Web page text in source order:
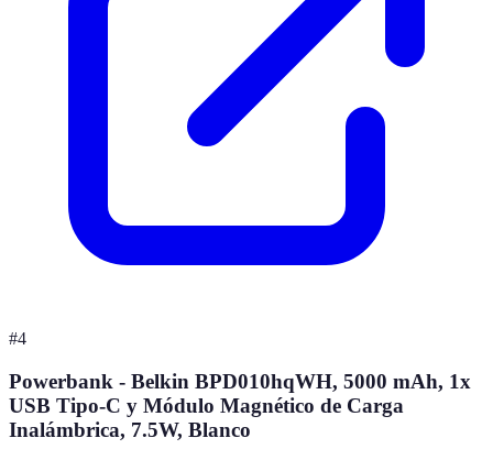
#4
Powerbank - Belkin BPD010hqWH, 5000 mAh, 1x
USB Tipo-C y Módulo Magnético de Carga
Inalámbrica, 7.5W, Blanco